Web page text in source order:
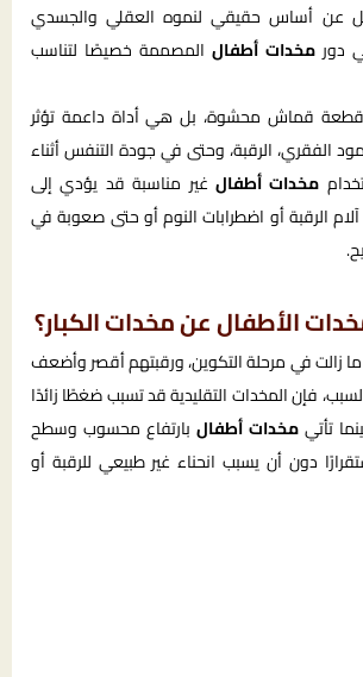
بل عن أساس حقيقي لنموه العقلي والجسدي
دور مخدات أطفال المصممة خصيصًا لتناسب
قماش محشوة، بل هي أداة داعمة تؤثر
الفقري، الرقبة، وحتى في جودة التنفس أثناء
مخدات أطفال غير مناسبة قد يؤدي إلى
الرقبة أو اضطرابات النوم أو حتى صعوبة في
الأطفال عن مخدات الكبار؟
زالت في مرحلة التكوين، ورقبتهم أقصر وأضعف
فإن المخدات التقليدية قد تسبب ضغطًا زائدًا
تأتيمخدات أطفال بارتفاع محسوب وسطح
دون أن يسبب انحناء غير طبيعي للرقبة أو